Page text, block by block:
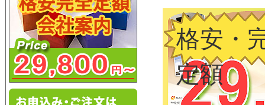
格安・
定額